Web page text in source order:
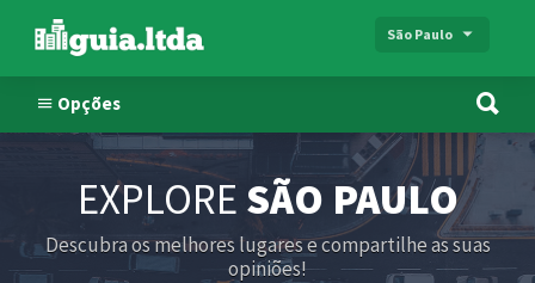
São Paulo
Opções
EXPLORE SÃO PAULO
Descubra os melhores lugares e compartilhe as suas
opiniões!